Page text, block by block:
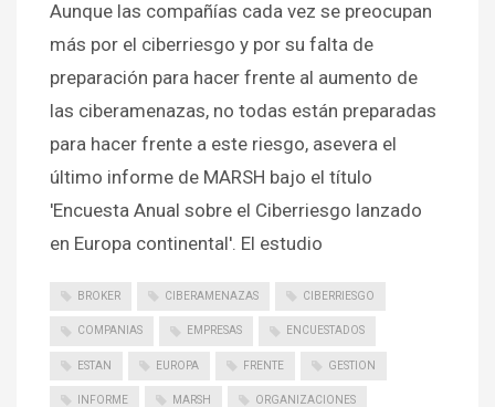
Aunque las compañías cada vez se preocupan
más por el ciberriesgo y por su falta de
preparación para hacer frente al aumento de
las ciberamenazas, no todas están preparadas
para hacer frente a este riesgo, asevera el
último informe de MARSH bajo el título
'Encuesta Anual sobre el Ciberriesgo lanzado
en Europa continental'. El estudio
BROKER CIBERAMENAZAS CIBERRIESGO
COMPANIAS EMPRESAS ENCUESTADOS
ESTAN EUROPA FRENTE GESTION
INFORME MARSH ORGANIZACIONES